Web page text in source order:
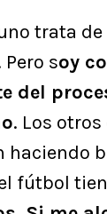
trata
soy
del
. Los
fútbol